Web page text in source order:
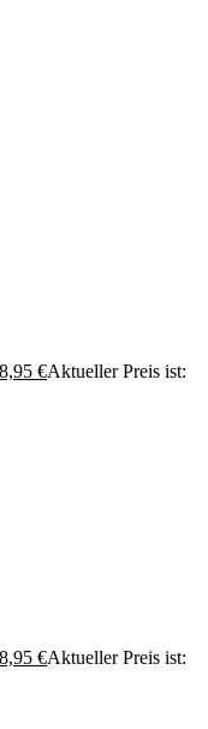
8,95 €Aktueller Preis ist:
8,95 €Aktueller Preis ist: